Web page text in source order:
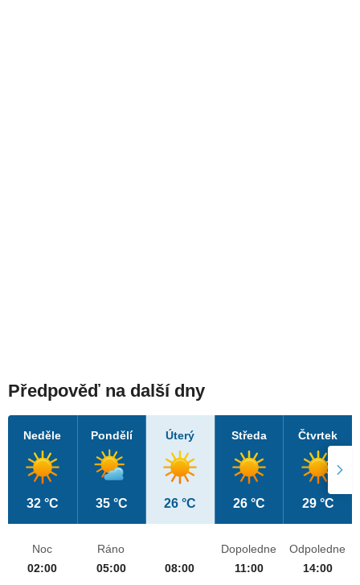
Předpověď na další dny
Neděle
32 °C
Pondělí
35 °C
Úterý
26 °C
Středa
26 °C
Čtvrtek
29 °C
Noc
02:00
Ráno
05:00
08:00
Dopoledne
11:00
Odpoledne
14:00